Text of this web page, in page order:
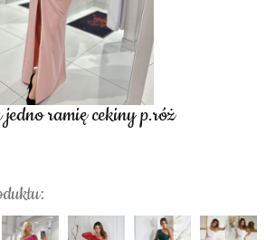
jedno ramię cekiny p.róż